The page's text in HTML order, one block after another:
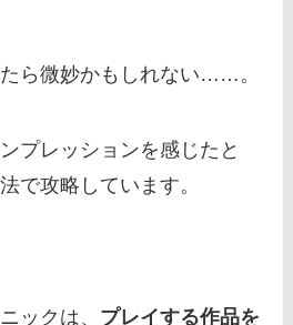
ら微妙かもしれない……。
プレッションを感じたと
で攻略しています。
ックは、 プレイする作品を